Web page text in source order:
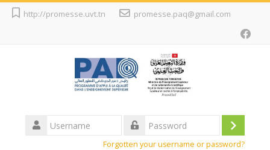
Skip
http://promesse.uvt.tn promesse.paq@gmail.com
Username
Log
Forgotten your username or password?